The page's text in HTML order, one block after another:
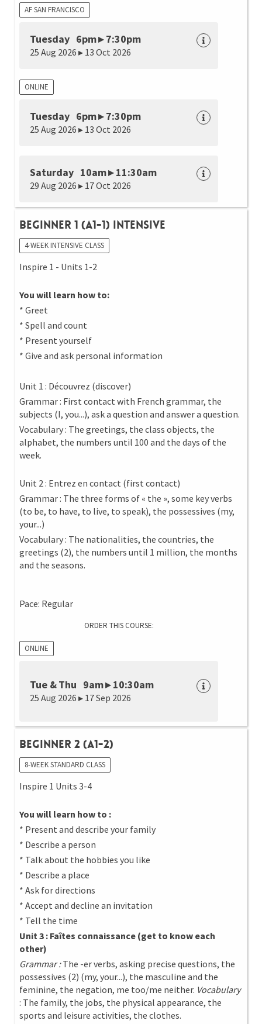
AF SAN FRANCISCO
Tuesday 6pm ▸ 7:30pm
25 Aug 2026 ▸ 13 Oct 2026
ONLINE
Tuesday 6pm ▸ 7:30pm
25 Aug 2026 ▸ 13 Oct 2026
Saturday 10am ▸ 11:30am
29 Aug 2026 ▸ 17 Oct 2026
Beginner 1 (A1-1) Intensive
4-WEEK INTENSIVE CLASS
Inspire 1 - Units 1-2
You will learn how to:
* Greet
* Spell and count
* Present yourself
* Give and ask personal information
Unit 1 : Découvrez (discover)
Grammar : First contact with French grammar, the
subjects (I, you...), ask a question and answer a question.
Vocabulary : The greetings, the class objects, the
alphabet, the numbers until 100 and the days of the
week.
Unit 2 : Entrez en contact (first contact)
Grammar : The three forms of « the », some key verbs
(to be, to have, to live, to speak), the possessives (my,
your...)
Vocabulary : The nationalities, the countries, the
greetings (2), the numbers until 1 million, the months
and the seasons.
Pace: Regular
ORDER THIS COURSE:
ONLINE
Tue & Thu 9am ▸ 10:30am
25 Aug 2026 ▸ 17 Sep 2026
Beginner 2 (A1-2)
8-WEEK STANDARD CLASS
Inspire 1 Units 3-4
You will learn how to :
* Present and describe your family
* Describe a person
* Talk about the hobbies you like
* Describe a place
* Ask for directions
* Accept and decline an invitation
* Tell the time
Unit 3 : Faîtes connaissance (get to know each
other)
Grammar :The -er verbs, asking precise questions, the
possessives (2) (my, your...), the masculine and the
feminine, the negation, me too/me neither. Vocabulary
: The family, the jobs, the physical appearance, the
sports and leisure activities, the clothes.